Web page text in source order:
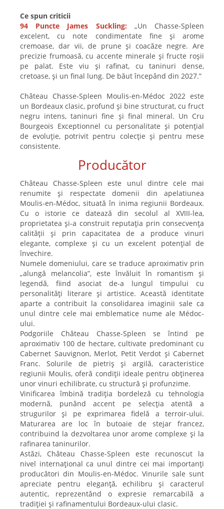
Ce spun criticii
94 Puncte James Suckling:
„Un Chasse-Spleen
excelent, cu note condimentate fine și arome
cremoase, dar vii, de prune și coacăze negre. Are
precizie frumoasă, cu accente minerale și fructe roșii
pe palat. Este viu și rafinat, cu taninuri dense,
cretoase, și un final lung. De băut începând din 2027.”
Château Chasse-Spleen Moulis-en-Médoc 2022 este
un Bordeaux clasic, profund și bine structurat, cu fruct
negru intens, taninuri fine și final mineral. Un Cru
Bourgeois Exceptionnel cu personalitate și potențial
de evoluție, potrivit pentru colecție și pentru mese
consistente.
Producător
Château Chasse-Spleen este unul dintre cele mai
renumite și respectate domenii din apelatiunea
Moulis-en-Médoc, situată în inima regiunii Bordeaux.
Cu o istorie ce datează din secolul al XVIII-lea,
proprietatea și-a construit reputația prin consecvența
calității și prin capacitatea de a produce vinuri
elegante, complexe și cu un excelent potențial de
învechire.
Numele domeniului, care se traduce aproximativ prin
„alungă melancolia”, este învăluit în romantism și
legendă, fiind asociat de-a lungul timpului cu
personalități literare și artistice. Această identitate
aparte a contribuit la consolidarea imaginii sale ca
unul dintre cele mai emblematice nume ale Médoc-
ului.
Podgoriile Château Chasse-Spleen se întind pe
aproximativ 100 de hectare, cultivate predominant cu
Cabernet Sauvignon, Merlot, Petit Verdot și Cabernet
Franc. Solurile de pietriș și argilă, caracteristice
regiunii Moulis, oferă condiții ideale pentru obținerea
unor vinuri echilibrate, cu structură și profunzime.
Vinificarea îmbină tradiția bordeleză cu tehnologia
modernă, punând accent pe selecția atentă a
strugurilor și pe exprimarea fidelă a terroir-ului.
Maturarea are loc în butoaie de stejar francez,
contribuind la dezvoltarea unor arome complexe și la
rafinarea taninurilor.
Astăzi, Château Chasse-Spleen este recunoscut la
nivel internațional ca unul dintre cei mai importanți
producători din Moulis-en-Médoc. Vinurile sale sunt
apreciate pentru eleganță, echilibru și caracterul
autentic, reprezentând o expresie remarcabilă a
tradiției și rafinamentului Bordeaux-ului clasic.